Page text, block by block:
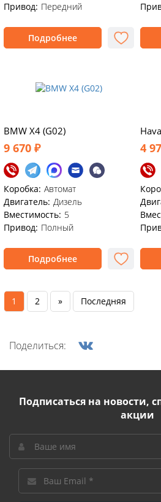
Привод: Передний
Подробнее
BMW X4 (G02)
9 670 ₽
Коробка: Автомат
Двигатель: Дизель
Вместимость: 5
Привод: Полный
Подробнее
4
1 2 » Последняя
Поделиться:
Подписаться на новости,
акции